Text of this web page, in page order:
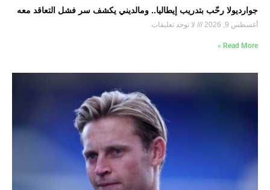
جوارديولا رحّب بتدريب إيطاليا.. ومالديني يكشف سر فشل التعاقد معه
أغسطس 9, 2026 لا توجد تعليقات
Read More »